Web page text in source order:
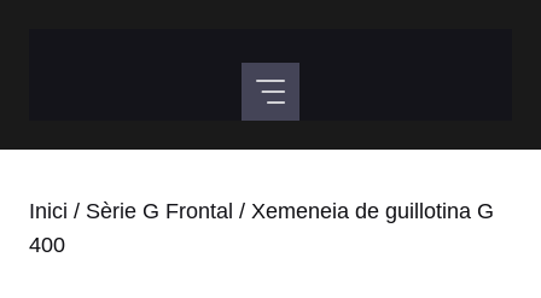
Inici / Sèrie G Frontal / Xemeneia de guillotina G
400